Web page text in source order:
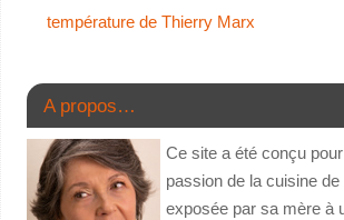
température de Thierry Marx
A propos…
Ce site a été conçu
passion de la cuisine de
exposée par sa mère à